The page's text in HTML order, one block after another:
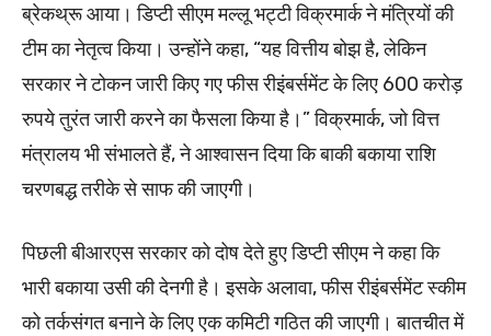
ब्रेकथ्रू आया। डिप्टी सीएममल्लू भट्टी विक्रमार्कने मंत्रियों की
टीम का नेतृत्व किया। उन्होंने कहा, “यह वित्तीय बोझ है, लेकिन
सरकार ने टोकन जारी किए गए फीस रीइंबर्समेंट के लिए 600 करोड़
रुपये तुरंत जारी करने का फैसला किया है।”विक्रमार्क, जो वित्त
मंत्रालय भी संभालते हैं, ने आश्वासन दिया कि बाकी बकाया राशि
चरणबद्ध तरीके से साफ की जाएगी।
पिछली बीआरएस सरकार को दोष देते हुए डिप्टी सीएम ने कहा कि
भारी बकाया उसी की देनगी है। इसके अलावा, फीस रीइंबर्समेंट स्कीम
को तर्कसंगत बनाने के लिए एक कमिटी गठित की जाएगी। बातचीत में